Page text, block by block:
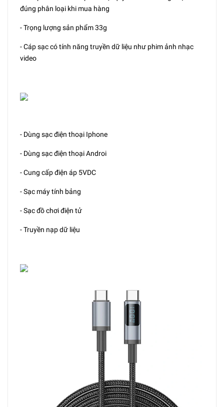
đúng phân loại khi mua hàng
- Trọng lượng sản phẩm 33g
- Cáp sạc có tính năng truyền dữ liệu như phim ảnh nhạc
video
- Dùng sạc điện thoại Iphone
- Dùng sạc điện thoại Androi
- Cung cấp điện áp 5VDC
- Sạc máy tính bảng
- Sạc đồ chơi điện tử
- Truyền nạp dữ liệu